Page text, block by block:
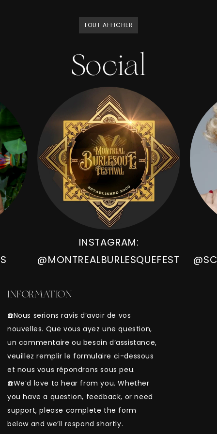
TOUT AFFICHER
Social
INSTAGRAM:
@MONTREALBURLESQUEFEST
INFORMATION
☎️Nous serions ravis d’avoir de vos
nouvelles. Que vous ayez une question,
un commentaire ou besoin d’assistance,
veuillez remplir le formulaire ci-dessous
et nous vous répondrons sous peu.
☎️We’d love to hear from you. Whether
you have a question, feedback, or need
support, please complete the form
below and we’ll respond shortly.